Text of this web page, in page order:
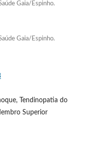
Gaia/Espinho.
Gaia/Espinho.
Tendinopatia do
Superior